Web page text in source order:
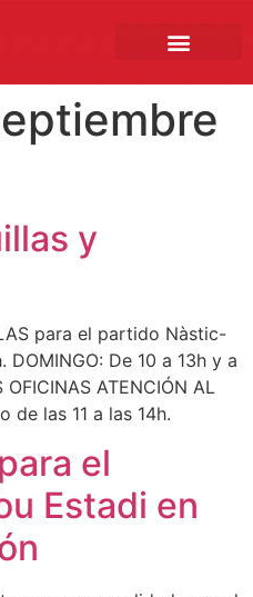
y
para el partido Nàstic-
DOMINGO: De 10 a 13h y a
ATENCIÓN AL
de las 11 a las 14h.
el
Estadi en